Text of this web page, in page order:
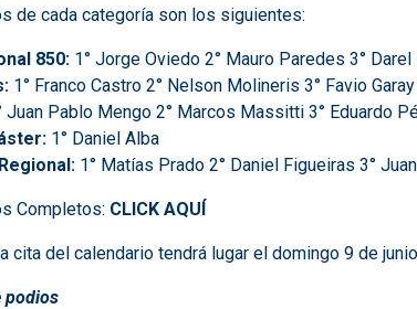
de cada categoría son los siguientes:
850: 1° Jorge Oviedo 2° Mauro Paredes 3°
1° Franco Castro 2° Nelson Molineris 3° Favio Garay
Juan Pablo Mengo 2° Marcos Massitti 3° Eduardo
1° Daniel Alba
1° Matías Prado 2° Daniel Figueiras 3°
Completos: CLICK AQUÍ
cita del calendario tendrá lugar el domingo 9 de
podios